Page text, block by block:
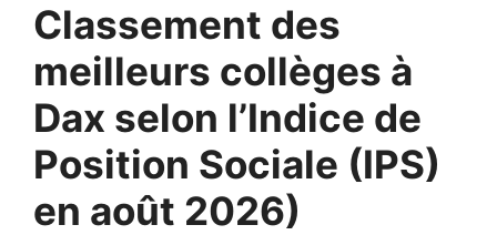
Classement des
meilleurs collèges à
Dax selon l’Indice de
Position Sociale (IPS)
en août 2026)